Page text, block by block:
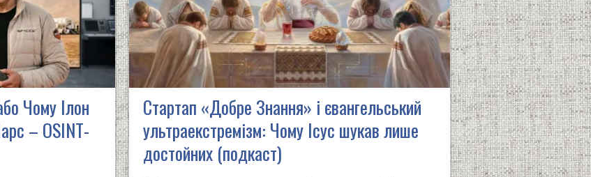
Чому Ілон
– OSINT-
Стартап «Добре Знання» і євангельський
ультраекстремізм: Чому Ісус шукав лише
достойних (подкаст)